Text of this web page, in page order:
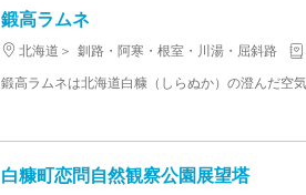
鍛高ラムネ
北海道 釧路・阿寒・根室・川湯・屈斜路
白糠町恋問自然観察公園展望塔